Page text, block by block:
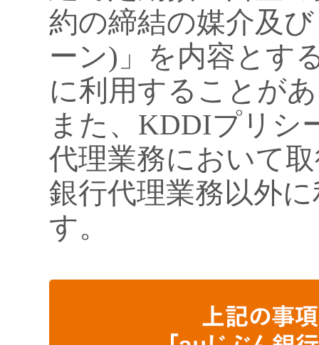
約の締結の媒介及
ーン)」を内容とす
に利用することが
また、KDDIプリシ
代理業務において
銀行代理業務以外
す。